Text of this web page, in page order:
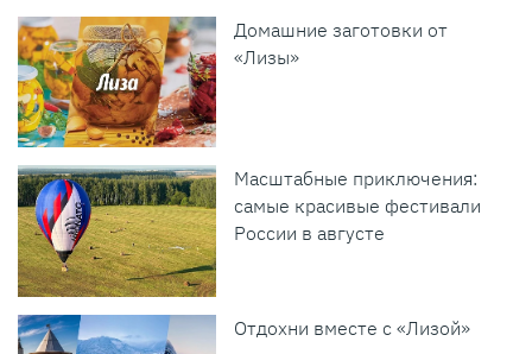
Домашние заготовки от
«Лизы»
Масштабные приключения:
самые красивые фестивали
России в августе
Отдохни вместе с «Лизой»